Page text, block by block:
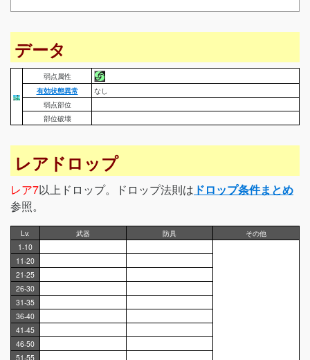
データ
弱点属性
有効状態異常
なし
弱点部位
部位破壊
レアドロップ
レア7以上ドロップ。ドロップ法則は ドロップ条件まとめ
参照。
Lv. 武器 防具
その他
1-10
11-20
21-25
26-30
31-35
36-40
41-45
46-50
51-55